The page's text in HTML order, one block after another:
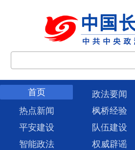
首页 政法要闻
热点新闻
枫桥经验
平安建设
队伍建设
智能政法
权威辟谣